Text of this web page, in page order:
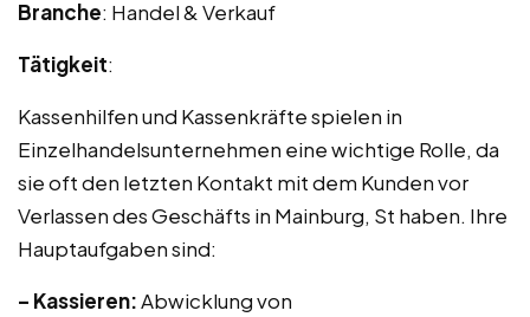
Branche: Handel & Verkauf
Tätigkeit:
Kassenhilfen und Kassenkräfte spielen in
Einzelhandelsunternehmen eine wichtige Rolle, da
sie oft den letzten Kontakt mit dem Kunden vor
Verlassen des Geschäfts in Mainburg, St haben. Ihre
Hauptaufgaben sind:
– Kassieren:Abwicklung von